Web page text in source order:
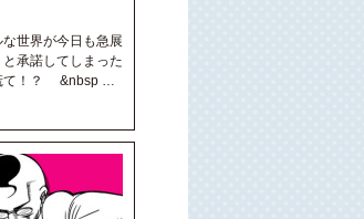
世界が今日も急展
承諾してしまった
て！？ &nbsp …